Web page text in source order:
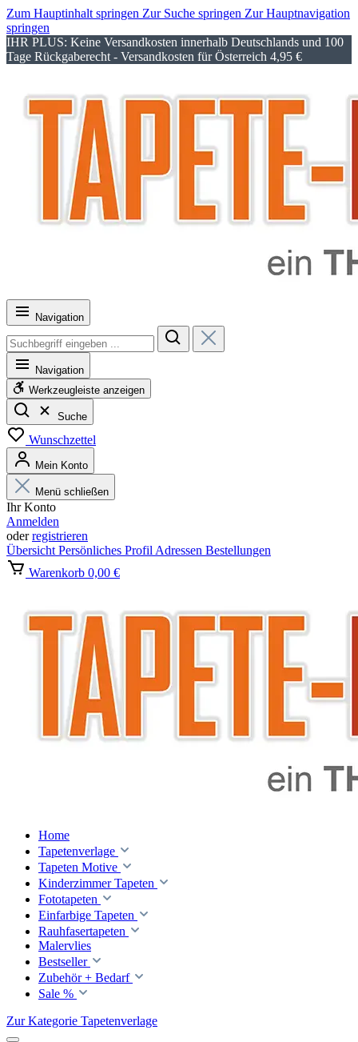
Zum Hauptinhalt springen Zur Suche springen Zur Hauptnavigation
springen
IHR PLUS: Keine Versandkosten innerhalb Deutschlands und 100
Tage Rückgaberecht - Versandkosten für Österreich 4,95 €
Navigation
Navigation
Werkzeugleiste anzeigen
Suche
Wunschzettel
Mein Konto
Menü schließen
Ihr Konto
Anmelden
oderregistrieren
Übersicht Persönliches Profil Adressen Bestellungen
Warenkorb 0,00 €
Home
Tapetenverlage
Tapeten Motive
Kinderzimmer Tapeten
Fototapeten
Einfarbige Tapeten
Rauhfasertapeten
Malervlies
Bestseller
Zubehör + Bedarf
Sale %
Zur Kategorie Tapetenverlage